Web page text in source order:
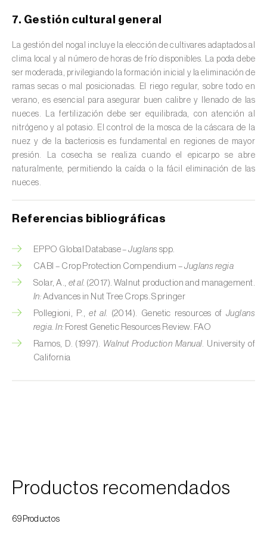
Cedro (Cedrus spp. )
Centeno (Secale cereale)
Cerezo ( Prunus avium L.)
Chirimoya (Annona spp.)
Chirivía ( Pastinaca sativa)
Ciruelo ( Prunus domestica L. )
Cítricos ( Citrus spp.
Col ( Brassica oleracea)
Colza ( Brassica napus)
Crisantemo ( Chrysanthemum spp.
Drácena (Dracaena spp.)
Encina (Quercus ilex e Quercus rotundifolia
Frambuesa (Rubus idaeus )
Frambuesa negra (
7. Gestión cultural general
La gestión del nogal incluye la elección de cultivares adaptados al
clima local y al número de horas de frío disponibles. La poda debe
ser moderada, privilegiando la formación inicial y la eliminación de
ramas secas o mal posicionadas. El riego regular, sobre todo en
verano, es esencial para asegurar buen calibre y llenado de las
nueces. La fertilización debe ser equilibrada, con atención al
nitrógeno y al potasio. El control de la mosca de la cáscara de la
nuez y de la bacteriosis es fundamental en regiones de mayor
presión. La cosecha se realiza cuando el epicarpo se abre
naturalmente, permitiendo la caída o la fácil eliminación de las
nueces.
Referencias bibliográficas
EPPO Global Database –Juglans spp.
CABI – Crop Protection Compendium –Juglans regia
Solar, A., et al. (2017). Walnut production and management.
In: Advances in Nut Tree Crops. Springer
Pollegioni, P.,et al. (2014). Genetic resources of Juglans
regia .In: Forest Genetic Resources Review. FAO
Ramos, D. (1997). Walnut Production Manual . University of
California
Productos recomendados
69Productos